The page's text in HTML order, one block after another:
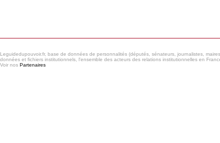
Leguidedupouvoir.fr, base de données de personnalités (députés, sénateurs, journalistes,
données et fichiers institutionnels, l'ensemble des acteurs des relations institutionnelles en
Voir nos Partenaires